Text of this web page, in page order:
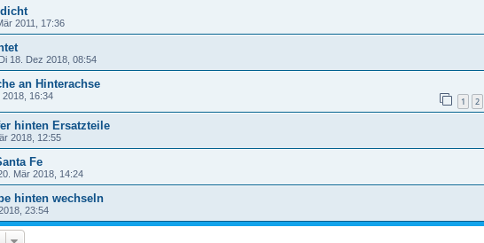
2011, 17:36
Di 18. Dez 2018, 08:54
an Hinterachse
2018, 16:34 1 2
hinten Ersatzteile
2018, 12:55
Fe
Mär 2018, 14:24
hinten wechseln
23:54